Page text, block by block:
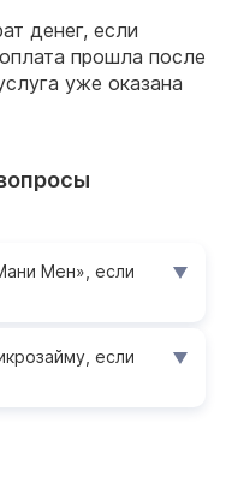
денег, если
прошла после
уже оказана
Мен», если
если